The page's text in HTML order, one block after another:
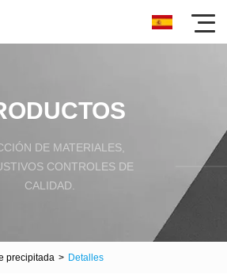
DE MATERIALES,
CONTROLES DE
CALIDAD.
precipitada > Detalles